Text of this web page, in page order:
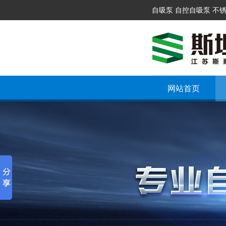
自吸泵 自控自吸泵 不
网站首页